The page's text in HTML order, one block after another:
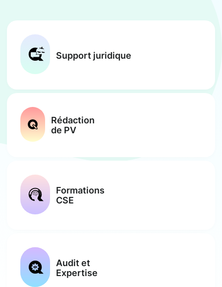
Support juridique
Rédaction
de PV
Formations
CSE
Audit et
Expertise